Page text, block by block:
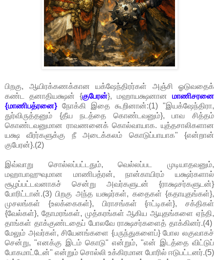
பிறகு, ஆயிரக்கணக்கான யக்ஷேந்திரர்கள் அஞ்சி ஓடுவதைக்
கண்ட தனாதியக்ஷன் {குபேரன்}, மஹாயக்ஷனான மாணிசரனை
{மாணிபத்ரனை} நோக்கி இதை கூறினான்:(1) "இயக்ஷேந்திரா,
துர்விருத்தனும் {தீய நடத்தை கொண்டவனும்}, பாவ சித்தம்
கொண்டவனுமான ராவணனைக் கொல்வாயாக. யுத்தசாலிகளான
யக்ஷ வீரர்களுக்கு நீ அடைக்கலம் கொடுப்பாயாக" {என்றான்
குபேரன்}.(2)
இவ்வாறு சொல்லப்பட்டதும், வெல்லப்பட முடியாதவனும்,
மஹாபாஹுவுமான மாணிபத்ரன், நான்காயிரம் யக்ஷர்களால்
சூழப்பட்டவனாகச் சென்று அவர்களுடன் {ராக்ஷசர்களுடன்}
போரிட்டான்.(3) பிறகு அந்த யக்ஷர்கள், கதைகள் {கதாயுதங்கள்},
முசலங்கள் {உலக்கைகள்}, பிராசங்கள் {ஈட்டிகள்}, சக்திகள்
{வேல்கள்}, தோமரங்கள், முத்கரங்கள் ஆகிய ஆயுதங்களை ஏந்தி,
தாங்கள் தாக்குண்டதைப் போலவே ராக்ஷசர்களைத் தாக்கினர்.(4)
மேலும் அவர்கள், சியேனங்களை {பருந்துகளைப்} போல லகுவாகச்
சென்று, "எனக்கு இடம் கொடு" என்றும், "என் இடத்தை விட்டுப்
போகமாட்டேன்" என்றும் சொல்லி உக்கிரமான போரில் ஈடுபட்டனர்.(5)